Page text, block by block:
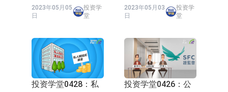
2023年05月05
日
投资学
堂
2023年05月03
日
投资学
堂
投资学堂0428：私
投资学堂0426：公